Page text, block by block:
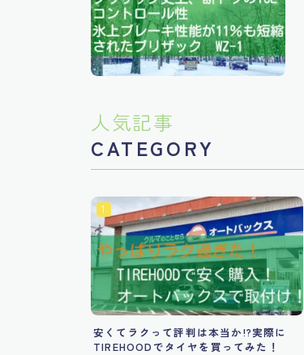
人気記事
CATEGORY
安くてラクって評判は本当か!?実際に
TIREHOODでタイヤを買ってみた！